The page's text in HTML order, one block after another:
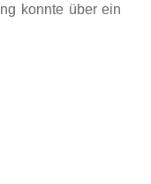
konnte über ein